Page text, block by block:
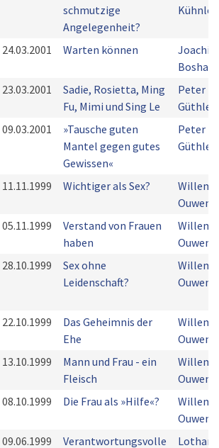
schmutzige
Angelegenheit?
24.03.2001 Warten können
Joachim
Boshard
23.03.2001
Sadie, Rosietta, Ming
Fu, Mimi und Sing Le
Peter
Güthler
09.03.2001
»Tausche guten
Mantel gegen gutes
Gewissen«
Peter
Güthler
11.11.1999 Wichtiger als Sex?
Willem
05.11.1999
Verstand von Frauen
haben
Willem
28.10.1999
Sex ohne
Leidenschaft?
Willem
22.10.1999
Das Geheimnis der
Ehe
Willem
13.10.1999
Mann und Frau - ein
Fleisch
Willem
08.10.1999 Die Frau als »Hilfe«?
Willem
09.06.1999 Verantwortungsvolle Lothar